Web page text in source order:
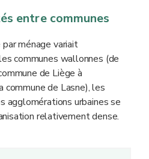
entre communes
ménage variait
communes wallonnes (de
de Liège à
commune de Lasne), les
agglomérations urbaines se
relativement dense.